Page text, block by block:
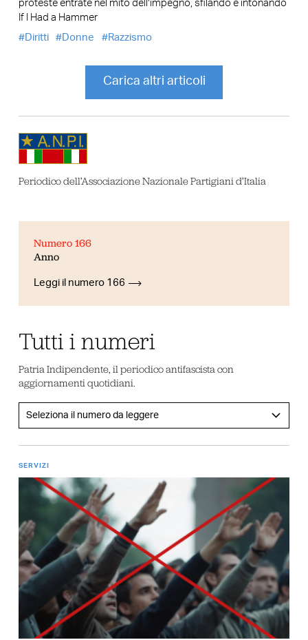
proteste entrate nel mito dell’impegno, sfilando e intonando
If I Had a Hammer
Diritti
Donne Razzismo
Carica altri articoli
Periodico dell’Associazione Nazionale Partigiani d’Italia
Numero 166
Anno
Leggi il numero 166
Tutti i numeri
Patria Indipendente, il periodico antifascista con
aggiornamenti quotidiani.
SERVIZI